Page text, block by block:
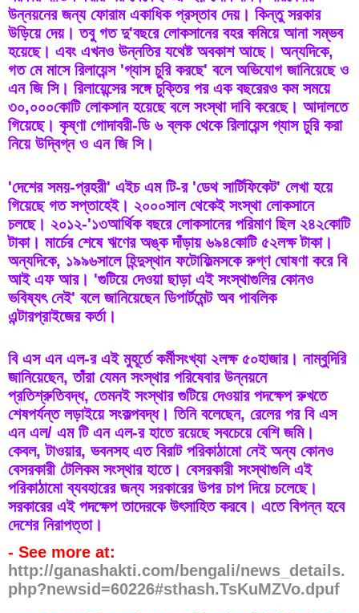
উন্নয়নের জন্য ফোরাম একাধিক প্রস্তাব দেয়। কিন্তু সরকার
উড়িয়ে দেয়। তবু গত দু'বছরে লোকসানের বহর কমিয়ে আনা সম্ভব
হয়েছে। এবং এখনও উন্নতির যথেষ্ট অবকাশ আছে। অন্যদিকে,
গত মে মাসে রিলায়েন্স 'গ্যাস চুরি করছে' বলে অভিযোগ জানিয়েছে ও
এন জি সি। রিলায়েন্সের সঙ্গে চুক্তির পর এক বছরেরও কম সময়ে
৩০,০০০কোটি লোকসান হয়েছে বলে সংস্থা দাবি করেছে। আদালতে
গিয়েছে। কৃষ্ণা গোদাবরী-ডি ৬ ব্লক থেকে রিলায়েন্স গ্যাস চুরি করা
নিয়ে উদ্বিগ্ন ও এন জি সি।
'দেশের সময়-প্রহরী' এইচ এম টি-র 'ডেথ সার্টিফিকেট' লেখা হয়ে
গিয়েছে গত সপ্তাহেই। ২০০০সাল থেকেই সংস্থা লোকসানে
চলছে। ২০১২-'১৩আর্থিক বছরে লোকসানের পরিমাণ ছিল ২৪২কোটি
টাকা। মার্চের শেষে ঋণের অঙ্ক দাঁড়ায় ৬৯৪কোটি ৫২লক্ষ টাকা।
অন্যদিকে, ১৯৯৬সালে হিন্দুস্থান ফটোফিল্মসকে রুগ্‌ণ ঘোষণা করে বি
আই এফ আর। 'গুটিয়ে দেওয়া ছাড়া এই সংস্থাগুলির কোনও
ভবিষ্যৎ নেই' বলে জানিয়েছেন ডিপার্টমেন্ট অব পাবলিক
এন্টারপ্রাইজের কর্তা।
বি এস এন এল-র এই মুহূর্তে কর্মীসংখ্যা ২লক্ষ ৫০হাজার। নাম্বুদিরি
জানিয়েছেন, তাঁরা যেমন সংস্থার পরিষেবার উন্নয়নে
প্রতিশ্রুতিবদ্ধ, তেমনই সংস্থার গুটিয়ে দেওয়ার পদক্ষেপ রুখতে
শেষপর্যন্ত লড়াইয়ে সংকল্পবদ্ধ। তিনি বলেছেন, রেলের পর বি এস
এন এল/ এম টি এন এল-র হাতে রয়েছে সবচেয়ে বেশি জমি।
কেবল, টাওয়ার, ভবনসহ এত বিরাট পরিকাঠামো নেই অন্য কোনও
বেসরকারী টেলিকম সংস্থার হাতে। বেসরকারী সংস্থাগুলি এই
পরিকাঠামো ব্যবহারের জন্য সরকারের উপর চাপ দিয়ে চলেছে।
সরকারের এই পদক্ষেপ তাদেরকে উৎসাহিত করবে। এতে বিপন্ন হবে
দেশের নিরাপত্তা।
http://ganashakti.com/bengali/news_details.
php?newsid=60226#sthash.TsKuMZVo.dpuf